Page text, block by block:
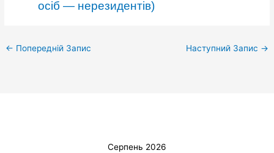
осіб — нерезидентів)
← Попередній Запис Наступний Запис →
Серпень 2026